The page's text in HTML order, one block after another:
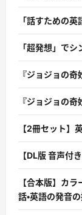
「話すための
「超発想」で
『ジョジョの
『ジョジョの
【2冊セット】
【DL版 音声付
【合本版】カ
話・英語の発音